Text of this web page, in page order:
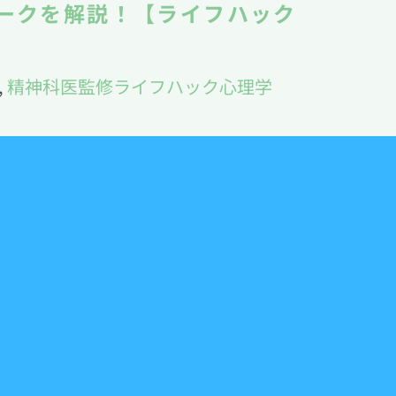
クを解説！【ライフハック
精神科医監修ライフハック心理学